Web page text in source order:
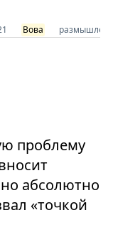
Вова
проблему
абсолютно
«точкой